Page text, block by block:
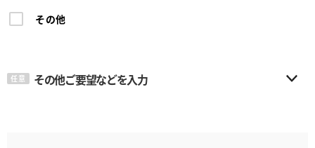
その他
任意 その他ご要望などを入力